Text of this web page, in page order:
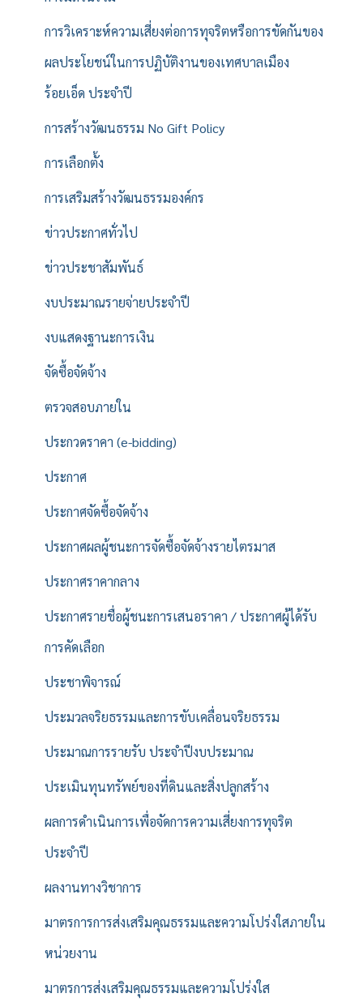
การวิเคราะห์ความเสี่ยงต่อการทุจริตหรือการขัดกันของ
ผลประโยชน์ในการปฏิบัติงานของเทศบาลเมือง
ร้อยเอ็ด ประจำปี
การสร้างวัฒนธรรม No Gift Policy
การเลือกตั้ง
การเสริมสร้างวัฒนธรรมองค์กร
ข่าวประกาศทั่วไป
ข่าวประชาสัมพันธ์
งบประมาณรายจ่ายประจำปี
งบแสดงฐานะการเงิน
จัดซื้อจัดจ้าง
ตรวจสอบภายใน
ประกวดราคา (e-bidding)
ประกาศ
ประกาศจัดซื้อจัดจ้าง
ประกาศผลผู้ชนะการจัดซื้อจัดจ้างรายไตรมาส
ประกาศราคากลาง
ประกาศรายชื่อผู้ชนะการเสนอราคา / ประกาศผู้ได้รับ
การคัดเลือก
ประชาพิจารณ์
ประมวลจริยธรรมและการขับเคลื่อนจริยธรรม
ประมาณการรายรับ ประจำปีงบประมาณ
ประเมินทุนทรัพย์ของที่ดินและสิ่งปลูกสร้าง
ผลการดำเนินการเพื่อจัดการความเสี่ยงการทุจริต
ประจำปี
ผลงานทางวิชาการ
มาตรการการส่งเสริมคุณธรรมและความโปร่งใสภายใน
หน่วยงาน
มาตรการส่งเสริมคุณธรรมและความโปร่งใส